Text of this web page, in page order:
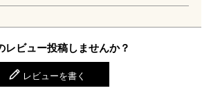
レビュー投稿しませんか？
レビューを書く